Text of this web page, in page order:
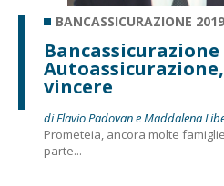
BANCASSICURAZIONE 2019
Bancassicurazione
vincere
di Flavio Padovan e Maddalena
Prometeia, ancora molte
parte...